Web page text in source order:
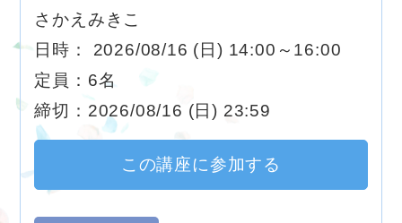
さかえみきこ
日時： 2026/08/16 (日) 14:00～16:00
定員：6名
締切：2026/08/16 (日) 23:59
この講座に参加する